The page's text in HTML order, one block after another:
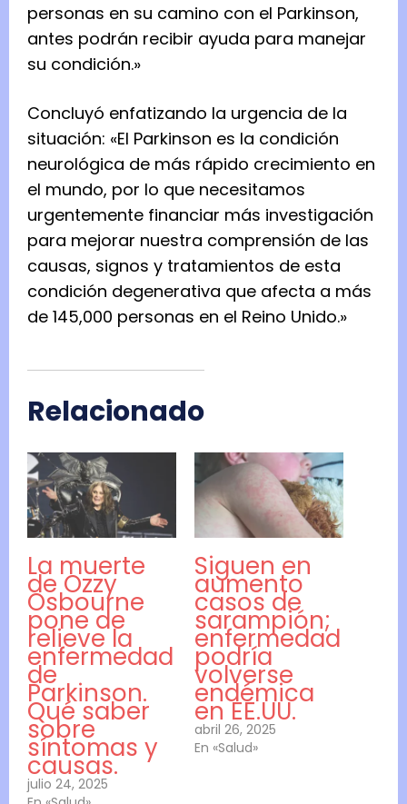
personas en su camino con el Parkinson,
antes podrán recibir ayuda para manejar
su condición.»
Concluyó enfatizando la urgencia de la
situación: «El Parkinson es la condición
neurológica de más rápido crecimiento en
el mundo, por lo que necesitamos
urgentemente financiar más investigación
para mejorar nuestra comprensión de las
causas, signos y tratamientos de esta
condición degenerativa que afecta a más
de 145,000 personas en el Reino Unido.»
Relacionado
La muerte
de Ozzy
Osbourne
pone de
relieve la
enfermedad
de
Parkinson.
Qué saber
sobre
síntomas y
causas.
julio 24, 2025
Siguen en
aumento
casos de
sarampión;
enfermedad
podría
volverse
endémica
en EE.UU.
abril 26, 2025
En «Salud»